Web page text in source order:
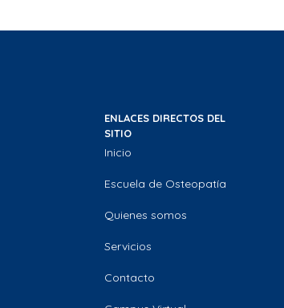
ENLACES DIRECTOS DEL
SITIO
Inicio
Escuela de Osteopatía
Quienes somos
Servicios
Contacto